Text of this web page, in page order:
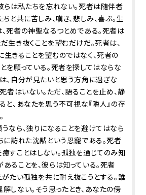
らは私たちを忘れない。死者は随伴者
と共に苦しみ、嘆き、悲しみ、喜ぶ。生
死者の神聖なるつとめである。死者は
生き抜くことを望むだけだ。死者は、
きることを望むのではなく、死者の
を願っている。死者を探してはならな
、自分が見たいと思う方角に過ぎな
死者はいない。ただ、語ることを止め、静
と、あなたを思う不可視な『隣人』の存
なら、独りになることを避けてはなら
に訪れた沈黙という恩寵である。死者
すことはしない。孤独を通じてのみ知
ることを、彼らは知っている。死者
がたい孤独を共に耐え抜こうとする。誰
しない。そう思ったとき、あなたの傍